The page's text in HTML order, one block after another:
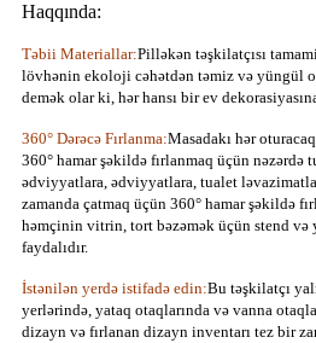
Haqqında:
Təbii Materiallar:Pilləkən təşkilatçısı
lövhənin ekoloji cəhətdən təmiz və yüngül
demək olar ki, hər hansı bir ev
360° Dərəcə Fırlanma:Masadakı hər
360° hamar şəkildə fırlanmaq üçün nəzərdə
ədviyyatlara, ədviyyatlara, tualet
zamanda çatmaq üçün 360° hamar şəkildə
həmçinin vitrin, tort bəzəmək üçün stend
faydalıdır.
İstənilən yerdə istifadə edin:Bu təşkilatçı
yerlərində, yataq otaqlarında və vanna
dizayn və fırlanan dizayn inventarı tez bir